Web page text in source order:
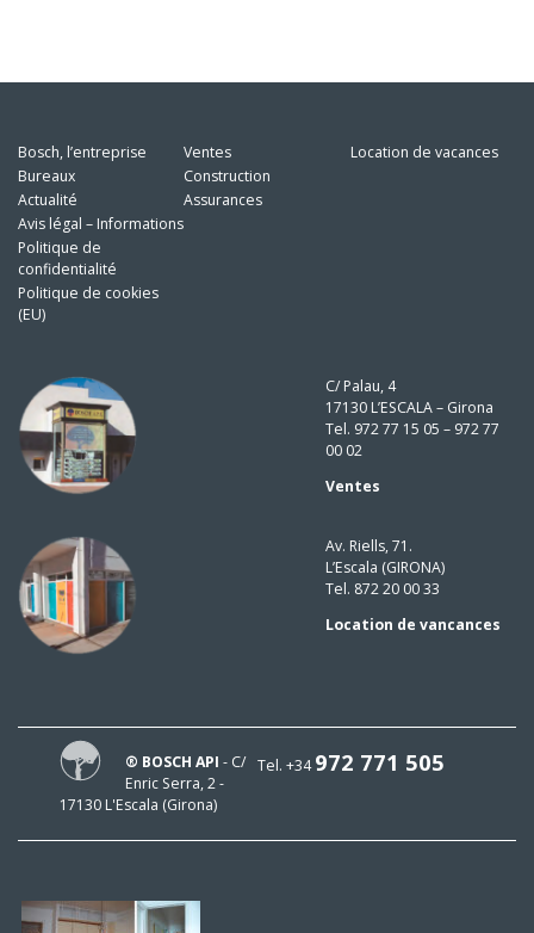
Bosch, l’entreprise
Bureaux
Actualité
Avis légal – Informations
Politique de
confidentialité
Politique de cookies
(EU)
Ventes
Construction
Assurances
Location de vacances
C/ Palau, 4
17130 L’ESCALA – Girona
Tel. 972 77 15 05 – 972 77
00 02
Ventes
Av. Riells, 71.
L’Escala (GIRONA)
Tel. 872 20 00 33
Location de vancances
Tel. +34972 771 505
® BOSCH API - C/
Enric Serra, 2 -
17130 L'Escala (Girona)